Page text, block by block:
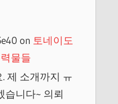
on 토네이도
물들
제 소개까지 ㅠ
습니다~ 의뢰